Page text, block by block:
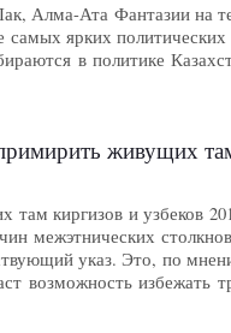
Алма-Ата Фантазии на
самых ярких
в политике
живущих там
киргизов и узбеков
межэтнических
указ. Это, по
возможность избежать